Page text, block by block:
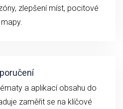
zlepšení míst, pocitové
mapy.
a aplikací obsahu do
zaměřit se na klíčové